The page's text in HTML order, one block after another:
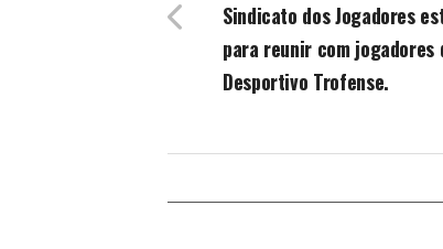
Sindicato dos Jogadores
para reunir com jogadores
Desportivo Trofense.